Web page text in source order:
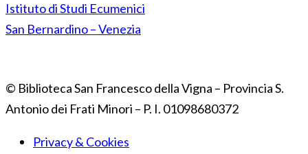
Istituto di Studi Ecumenici
San Bernardino – Venezia
© Biblioteca San Francesco della Vigna – Provincia S.
Antonio dei Frati Minori – P. I. 01098680372
Privacy & Cookies